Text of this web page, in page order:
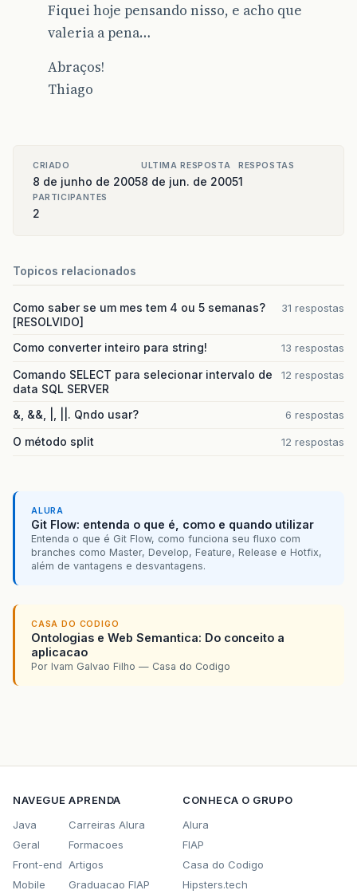
Fiquei hoje pensando nisso, e acho que
valeria a pena…
Abraços!
Thiago
CRIADO
8 de junho de 2005
ULTIMA RESPOSTA
8 de jun. de 2005
RESPOSTAS
1
PARTICIPANTES
2
Topicos relacionados
Como saber se um mes tem 4 ou 5 semanas?
[RESOLVIDO]
31 respostas
Como converter inteiro para string! 13 respostas
Comando SELECT para selecionar intervalo de
data SQL SERVER
12 respostas
&, &&, |, ||. Qndo usar? 6 respostas
O método split 12 respostas
ALURA
Git Flow: entenda o que é, como e quando utilizar
Entenda o que é Git Flow, como funciona seu fluxo com
branches como Master, Develop, Feature, Release e Hotfix,
além de vantagens e desvantagens.
CASA DO CODIGO
Ontologias e Web Semantica: Do conceito a
aplicacao
Por Ivam Galvao Filho — Casa do Codigo
NAVEGUE
Java
Geral
Front-end
Mobile
APRENDA
Carreiras Alura
Formacoes
Artigos
Graduacao FIAP
CONHECA O GRUPO
Alura
FIAP
Casa do Codigo
Hipsters.tech